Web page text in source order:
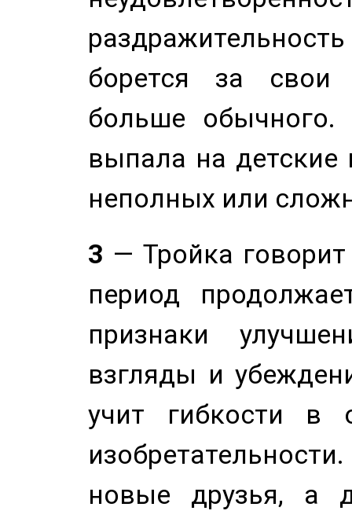
борется за свои
больше
выпала на детские
неполных или
3 — Тройка
период
признаки
взгляды и
учит гибкости в
новые друзья, а